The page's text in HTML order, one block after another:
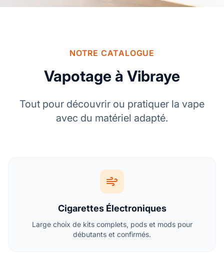
NOTRE CATALOGUE
Vapotage à Vibraye
Tout pour découvrir ou pratiquer la vape
avec du matériel adapté.
Cigarettes Électroniques
Large choix de kits complets, pods et mods pour
débutants et confirmés.